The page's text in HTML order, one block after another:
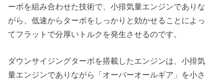
ーボを組み合わせた技術で、小排気量エンジンでありな
がら、低速からターボをしっかりと効かせることによっ
てフラットで分厚いトルクを発生させるのです。
ダウンサイジングターボを搭載したエンジンは、小排気
量エンジンでありながら「オーバーオールギア」を小さ